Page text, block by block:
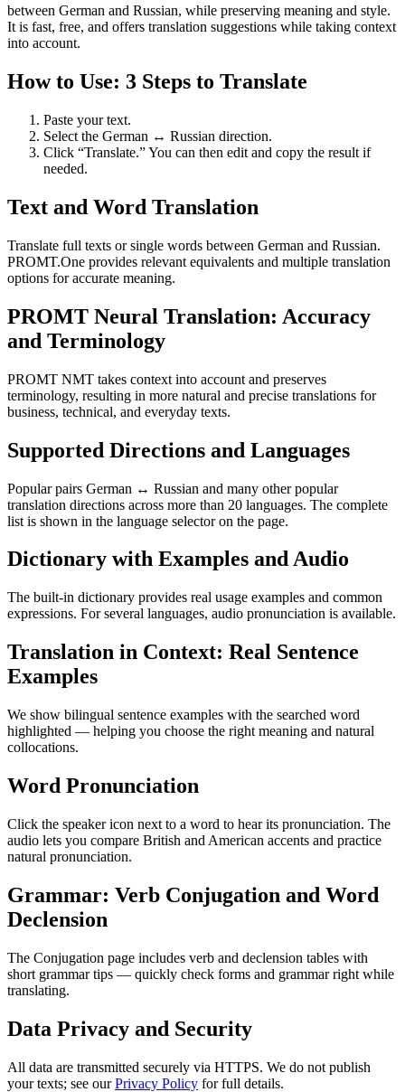
between German and Russian, while preserving meaning and style.
It is fast, free, and offers translation suggestions while taking context
into account.
How to Use: 3 Steps to Translate
Paste your text.
Select the German ↔ Russian direction.
Click “Translate.” You can then edit and copy the result if
needed.
Text and Word Translation
Translate full texts or single words between German and Russian.
PROMT.One provides relevant equivalents and multiple translation
options for accurate meaning.
PROMT Neural Translation: Accuracy
and Terminology
PROMT NMT takes context into account and preserves
terminology, resulting in more natural and precise translations for
business, technical, and everyday texts.
Supported Directions and Languages
Popular pairs German ↔ Russian and many other popular
translation directions across more than 20 languages. The complete
list is shown in the language selector on the page.
Dictionary with Examples and Audio
The built-in dictionary provides real usage examples and common
expressions. For several languages, audio pronunciation is available.
Translation in Context: Real Sentence
Examples
We show bilingual sentence examples with the searched word
highlighted — helping you choose the right meaning and natural
collocations.
Word Pronunciation
Click the speaker icon next to a word to hear its pronunciation. The
audio lets you compare British and American accents and practice
natural pronunciation.
Grammar: Verb Conjugation and Word
Declension
The Conjugation page includes verb and declension tables with
short grammar tips — quickly check forms and grammar right while
translating.
Data Privacy and Security
All data are transmitted securely via HTTPS. We do not publish
your texts; see ourPrivacy Policy for full details.